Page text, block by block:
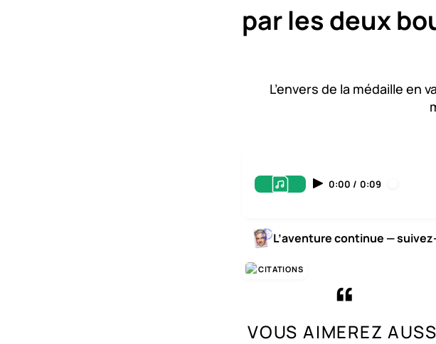
par les deux
L’envers de la médaille en
0:00 / 0:09
L’aventure continue —
CITATIONS
VOUS AIMEREZ